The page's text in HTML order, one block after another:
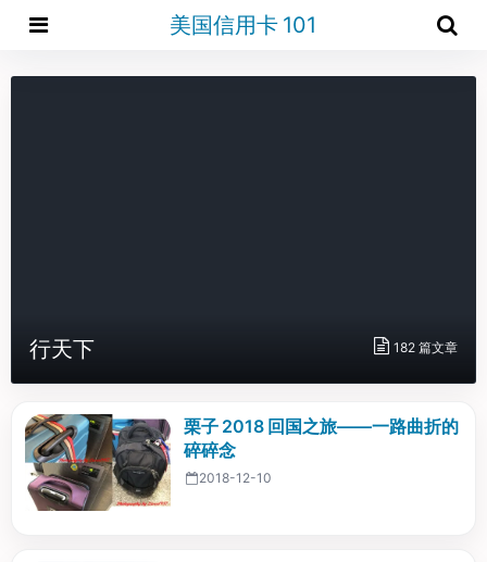
美国信用卡 101
行天下 182 篇文章
栗子 2018 回国之旅——一路曲折的
碎碎念
2018-12-10